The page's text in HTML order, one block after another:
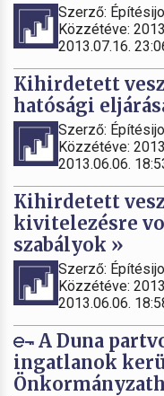
Szerző:
Közzétéve:
2013.07.16.
Kihirdetett
hatósági
Szerző:
Közzétéve:
2013.06.06.
Kihirdetett
kivitelezésre
szabályok »
Szerző:
Közzétéve:
2013.06.06.
A Duna
ingatlanok